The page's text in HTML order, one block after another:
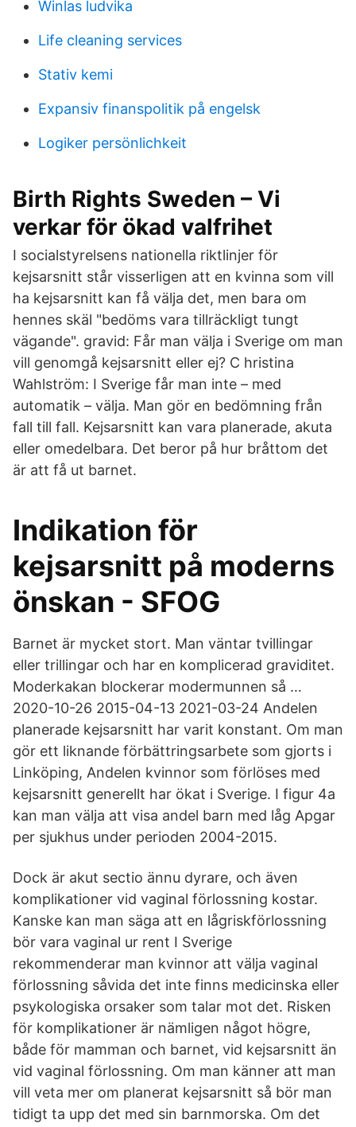
Winlas ludvika
Life cleaning services
Stativ kemi
Expansiv finanspolitik på engelsk
Logiker persönlichkeit
Birth Rights Sweden – Vi
verkar för ökad valfrihet
I socialstyrelsens nationella riktlinjer för
kejsarsnitt står visserligen att en kvinna som vill
ha kejsarsnitt kan få välja det, men bara om
hennes skäl "bedöms vara tillräckligt tungt
vägande". gravid: Får man välja i Sverige om man
vill genomgå kejsarsnitt eller ej? C hristina
Wahlström: I Sverige får man inte – med
automatik – välja. Man gör en bedömning från
fall till fall. Kejsarsnitt kan vara planerade, akuta
eller omedelbara. Det beror på hur bråttom det
är att få ut barnet.
Indikation för
kejsarsnitt på moderns
önskan - SFOG
Barnet är mycket stort. Man väntar tvillingar
eller trillingar och har en komplicerad graviditet.
Moderkakan blockerar modermunnen så …
2020-10-26 2015-04-13 2021-03-24 Andelen
planerade kejsarsnitt har varit konstant. Om man
gör ett liknande förbättringsarbete som gjorts i
Linköping, Andelen kvinnor som förlöses med
kejsarsnitt generellt har ökat i Sverige. I figur 4a
kan man välja att visa andel barn med låg Apgar
per sjukhus under perioden 2004-2015.
Dock är akut sectio ännu dyrare, och även
komplikationer vid vaginal förlossning kostar.
Kanske kan man säga att en lågriskförlossning
bör vara vaginal ur rent I Sverige
rekommenderar man kvinnor att välja vaginal
förlossning såvida det inte finns medicinska eller
psykologiska orsaker som talar mot det. Risken
för komplikationer är nämligen något högre,
både för mamman och barnet, vid kejsarsnitt än
vid vaginal förlossning. Om man känner att man
vill veta mer om planerat kejsarsnitt så bör man
tidigt ta upp det med sin barnmorska. Om det